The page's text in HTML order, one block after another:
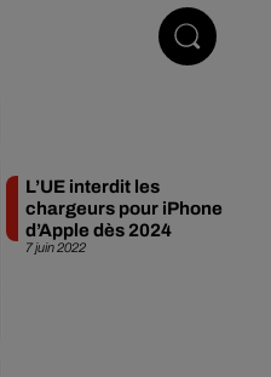
7 juin 2022
L’UE interdit les
chargeurs pour iPhone
d’Apple dès 2024